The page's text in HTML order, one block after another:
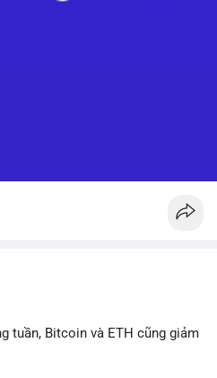
tuần, Bitcoin và ETH cũng giảm